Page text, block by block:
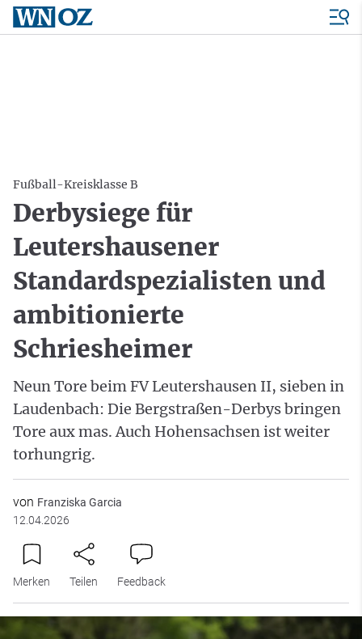
Fußball-Kreisklasse B
Derbysiege für
Leutershausener
Standardspezialisten und
ambitionierte
Schriesheimer
Neun Tore beim FV Leutershausen II, sieben in
Laudenbach: Die Bergstraßen-Derbys bringen
Tore aux mas. Auch Hohensachsen ist weiter
torhungrig.
von Franziska Garcia
12.04.2026
Merken Teilen Feedback